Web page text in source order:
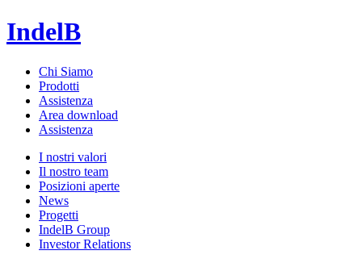
IndelB
Chi Siamo
Prodotti
Assistenza
Area download
Assistenza
I nostri valori
Il nostro team
Posizioni aperte
News
Progetti
IndelB Group
Investor Relations